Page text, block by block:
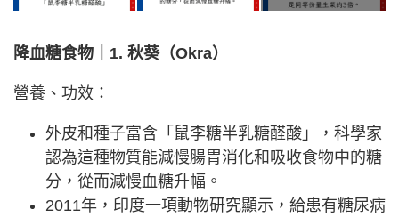
降血糖食物｜1. 秋葵（Okra）
營養、功效：
外皮和種子富含「鼠李糖半乳糖醛酸」，科學家
認為這種物質能減慢腸胃消化和吸收食物中的糖
分，從而減慢血糖升幅。
2011年，印度一項動物研究顯示，給患有糖尿病